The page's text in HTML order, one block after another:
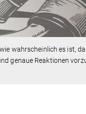
wahrscheinlich es ist,
genaue Reaktionen